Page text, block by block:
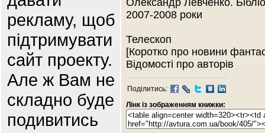
рекламу, щоб
підтримувати
сайт проекту.
Але ж Вам не
складно буде
подивитись
Олександр Левченко.
2007-2008 роки
Телескоп
[Коротко про новини
Відомості про авторів
Поділитись:
Лінк із зображенням книжки: